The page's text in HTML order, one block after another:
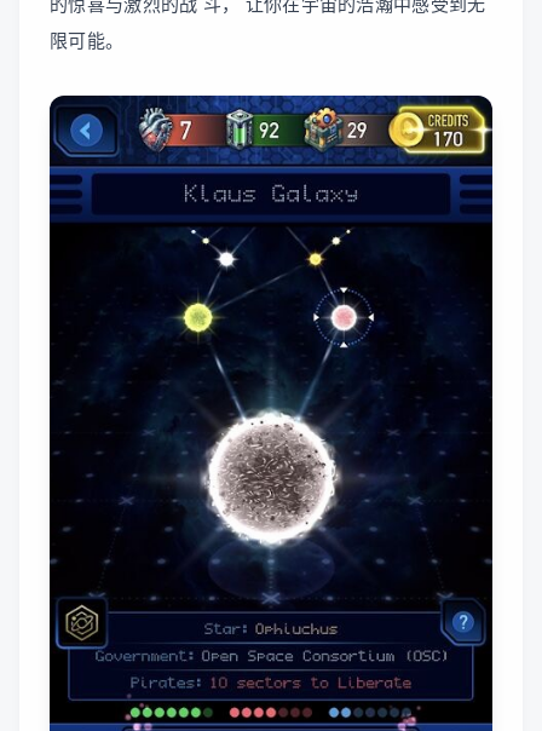
限可能。